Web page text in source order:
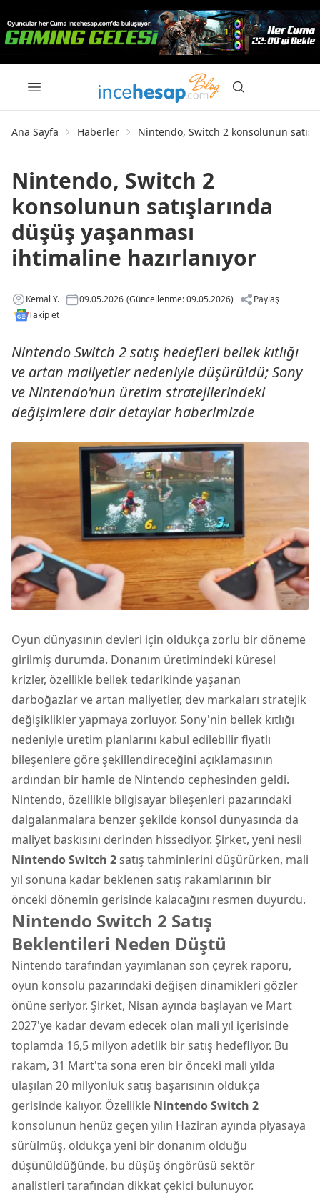
Ana Sayfa Haberler Nintendo, Switch 2 konsolunun
Nintendo, Switch 2
konsolunun satışlarında
düşüş yaşanması
ihtimaline hazırlanıyor
Kemal Y. 09.05.2026 (Güncellenme: 09.05.2026)
Paylaş
Takip et
Nintendo Switch 2 satış hedefleri bellek kıtlığı
ve artan maliyetler nedeniyle düşürüldü; Sony
ve Nintendo'nun üretim stratejilerindeki
değişimlere dair detaylar haberimizde
Oyun dünyasının devleri için oldukça zorlu bir döneme
girilmiş durumda. Donanım üretimindeki küresel
krizler, özellikle bellek tedarikinde yaşanan
darboğazlar ve artan maliyetler, dev markaları stratejik
değişiklikler yapmaya zorluyor. Sony'nin bellek kıtlığı
nedeniyle üretim planlarını kabul edilebilir fiyatlı
bileşenlere göre şekillendireceğini açıklamasının
ardından bir hamle de Nintendo cephesinden geldi.
Nintendo, özellikle bilgisayar bileşenleri pazarındaki
dalgalanmalara benzer şekilde konsol dünyasında da
maliyet baskısını derinden hissediyor. Şirket, yeni nesil
Nintendo Switch 2satış tahminlerini düşürürken, mali
yıl sonuna kadar beklenen satış rakamlarının bir
önceki dönemin gerisinde kalacağını resmen duyurdu.
Nintendo Switch 2 Satış
Beklentileri Neden Düştü
Nintendo tarafından yayımlanan son çeyrek raporu,
oyun konsolu pazarındaki değişen dinamikleri gözler
önüne seriyor. Şirket, Nisan ayında başlayan ve Mart
2027'ye kadar devam edecek olan mali yıl içerisinde
toplamda 16,5 milyon adetlik bir satış hedefliyor. Bu
rakam, 31 Mart'ta sona eren bir önceki mali yılda
ulaşılan 20 milyonluk satış başarısının oldukça
gerisinde kalıyor. Özellikle Nintendo Switch 2
konsolunun henüz geçen yılın Haziran ayında piyasaya
sürülmüş, oldukça yeni bir donanım olduğu
düşünüldüğünde, bu düşüş öngörüsü sektör
analistleri tarafından dikkat çekici bulunuyor.